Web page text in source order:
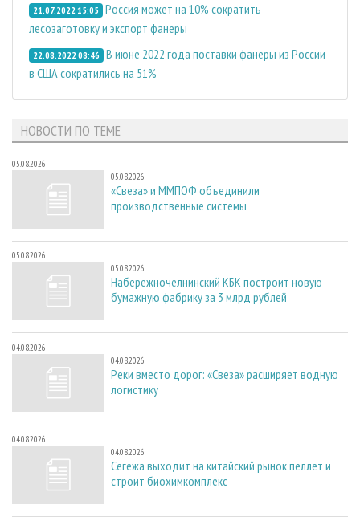
21.07.2022 15:05 Россия может на 10% сократить
лесозаготовку и экспорт фанеры
22.08.2022 08:46 В июне 2022 года поставки фанеры из России
в США сократились на 51%
НОВОСТИ ПО ТЕМЕ
05.08.2026
05.08.2026
«Свеза» и ММПОФ объединили
производственные системы
05.08.2026
05.08.2026
Набережночелнинский КБК построит новую
бумажную фабрику за 3 млрд рублей
04.08.2026
04.08.2026
Реки вместо дорог: «Свеза» расширяет водную
логистику
04.08.2026
04.08.2026
Сегежа выходит на китайский рынок пеллет и
строит биохимкомплекс